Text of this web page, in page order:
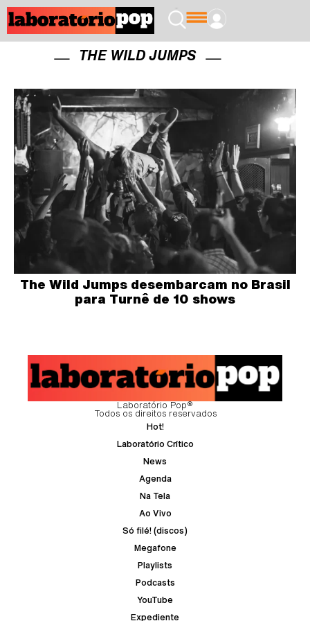
THE WILD JUMPS
The Wild Jumps desembarcam no Brasil
para Turnê de 10 shows
Laboratório Pop®
Todos os direitos reservados
Hot!
Laboratório Crítico
News
Agenda
Na Tela
Ao Vivo
Só filé! (discos)
Megafone
Playlists
Podcasts
YouTube
Expediente